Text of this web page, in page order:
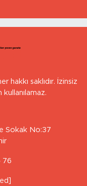
hakkı saklıdır. İzinsiz
Sokak No:37
76